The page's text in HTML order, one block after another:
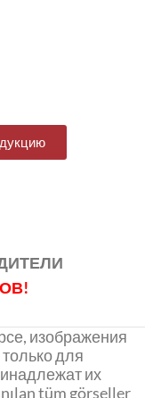
изображения
для
их
tüm görseller